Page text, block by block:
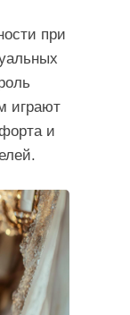
при
играют
и